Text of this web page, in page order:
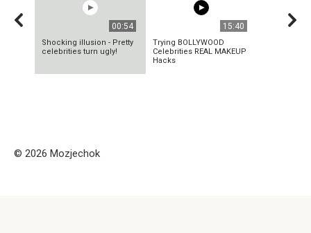
00:54
Shocking illusion - Pretty
celebrities turn ugly!
15:40
Trying BOLLYWOOD
Celebrities REAL MAKEUP
Hacks
© 2026 Mozjechok